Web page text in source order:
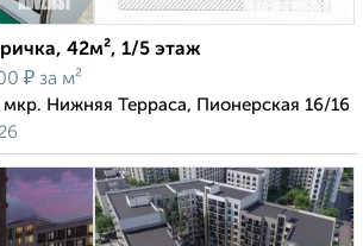
42м², 1/5 этаж
₽ за м²
Нижняя Терраса, Пионерская 16/16